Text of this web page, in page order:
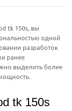
tk 150s, вы
одной
разработок
ранее
выделить более
tk 150s